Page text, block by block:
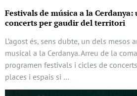
Festivals de música a la
concerts per gaudir del territori
L’agost és, sens dubte, un dels mesos
musical a la Cerdanya. Arreu de la
programen festivals i cicles de
places i espais si …